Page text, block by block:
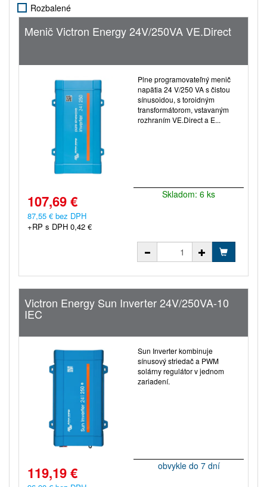
Rozbalené
Menič Victron Energy 24V/250VA VE.Direct
Plne programovateľný menič
napätia 24 V/250 VA s čistou
sínusoidou, s toroidným
transformátorom, vstavaným
rozhraním VE.Direct a E...
107,69 €
87,55 € bez DPH
+RP s DPH 0,42 €
Skladom: 6 ks
Victron Energy Sun Inverter 24V/250VA-10
IEC
Sun Inverter kombinuje
sínusový striedač a PWM
solárny regulátor v jednom
zariadení.
119,19 € obvykle do 7 dní